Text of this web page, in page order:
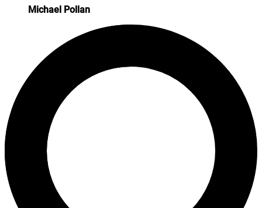
Michael Pollan